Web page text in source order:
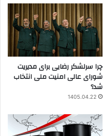
چرا سرلشکر رضایی برای مدیریت
شورای عالی امنیت ملی انتخاب
شد؟
1405.04.22